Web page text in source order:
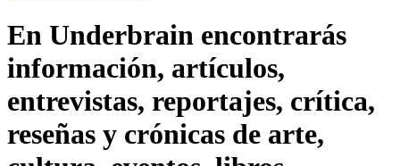
En Underbrain encontrarás
información, artículos,
entrevistas, reportajes, crítica,
reseñas y crónicas de arte,